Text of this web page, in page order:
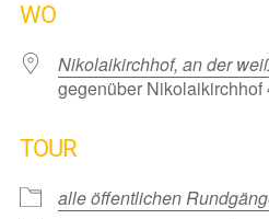
WO
Nikolaikirchhof, an der
gegenüber Nikolaikirchhof
TOUR
alle öffentlichen